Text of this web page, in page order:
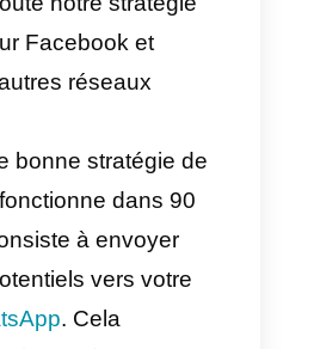
Si nous
d’une publicité
Il suffit de cliquer sur
page et toutes les
s’affichent.